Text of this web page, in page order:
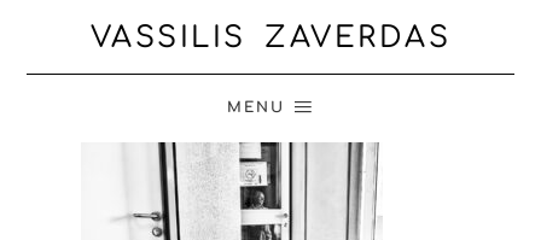
VASSILIS ZAVERDAS
MENU